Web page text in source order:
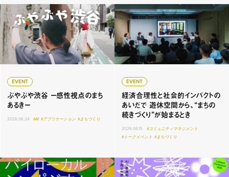
EVENT
ぶやぶや渋谷 ー感性視点のまち
あるきー
2026.06.24 #AI #アプリケーション #まちづくり
EVENT
経済合理性と社会的インパクトの
あいだで 遊休空間から、“まちの
続きづくり”が始まるとき
2026.06.15
#コミュニティマネジメント
#トークイベント #まちづくり